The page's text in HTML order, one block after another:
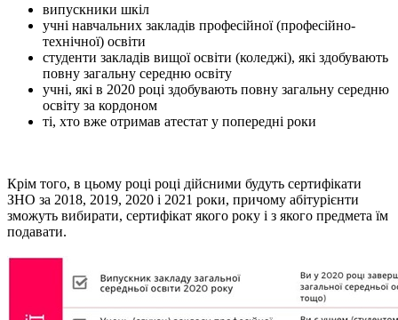
випускники шкіл
учні навчальних закладів професійної (професійно-
технічної) освіти
студенти закладів вищої освіти (коледжі), які здобувають
повну загальну середню освіту
учні, які в 2020 році здобувають повну загальну середню
освіту за кордоном
ті, хто вже отримав атестат у попередні роки
Крім того, в цьому році році дійсними будуть сертифікати
ЗНО за 2018, 2019, 2020 і 2021 роки, причому абітурієнти
зможуть вибирати, сертифікат якого року і з якого предмета їм
подавати.